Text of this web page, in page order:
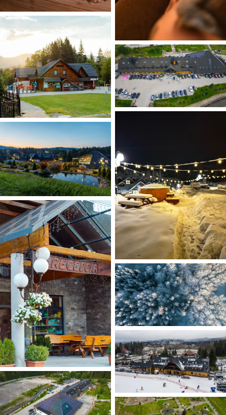
HOTEL
OFERTY
SPECJALNE
POKOJE
RESTAURACJA
PARK WODNY
MEDICAL SPA
Dzieci
Narty
Biznes
Wesela i przyjęcia
Imprezy